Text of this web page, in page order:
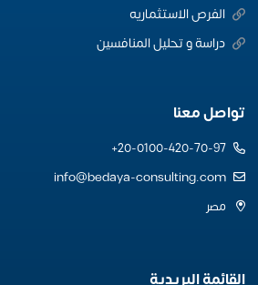
الفرص الاستثماريه
دراسة و تحليل المنافسين
تواصل معنا
20-0100-420-70-97+
info@bedaya-consulting.com
مصر
القائمة البريدية